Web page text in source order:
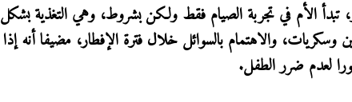
الأم في تجربة الصيام فقط ولكن بشروط، وهي التغذية بشكل
والاهتمام بالسوائل خلال فترة الإفطار، مضيفا أنه إذا
لعدم ضرر الطفل.